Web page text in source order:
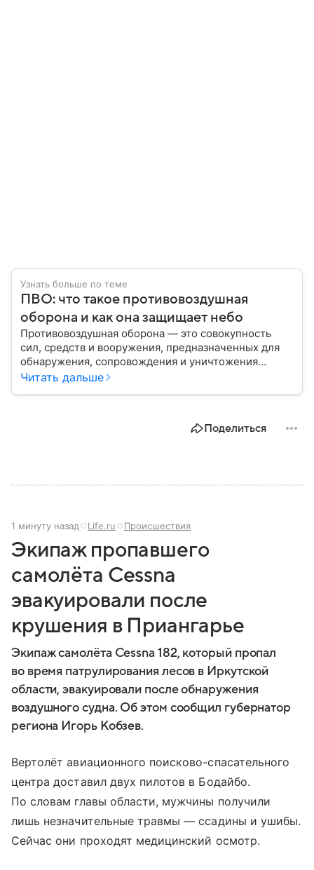
Узнать больше по теме
ПВО: что такое противовоздушная
оборона и как она защищает небо
Противовоздушная оборона — это совокупность
сил, средств и вооружения, предназначенных для
обнаружения, сопровождения и уничтожения
средств воздушного нападения. Современные
Читать дальше
Поделиться
1 минуту назад Life.ru Происшествия
Экипаж пропавшего
самолёта Cessna
эвакуировали после
крушения в Приангарье
Экипаж самолёта Cessna 182, который пропал
во время патрулирования лесов в Иркутской
области, эвакуировали после обнаружения
воздушного судна. Об этом сообщил губернатор
региона Игорь Кобзев.
Вертолёт авиационного поисково-спасательного
центра доставил двух пилотов в Бодайбо.
По словам главы области, мужчины получили
лишь незначительные травмы — ссадины и ушибы.
Сейчас они проходят медицинский осмотр.